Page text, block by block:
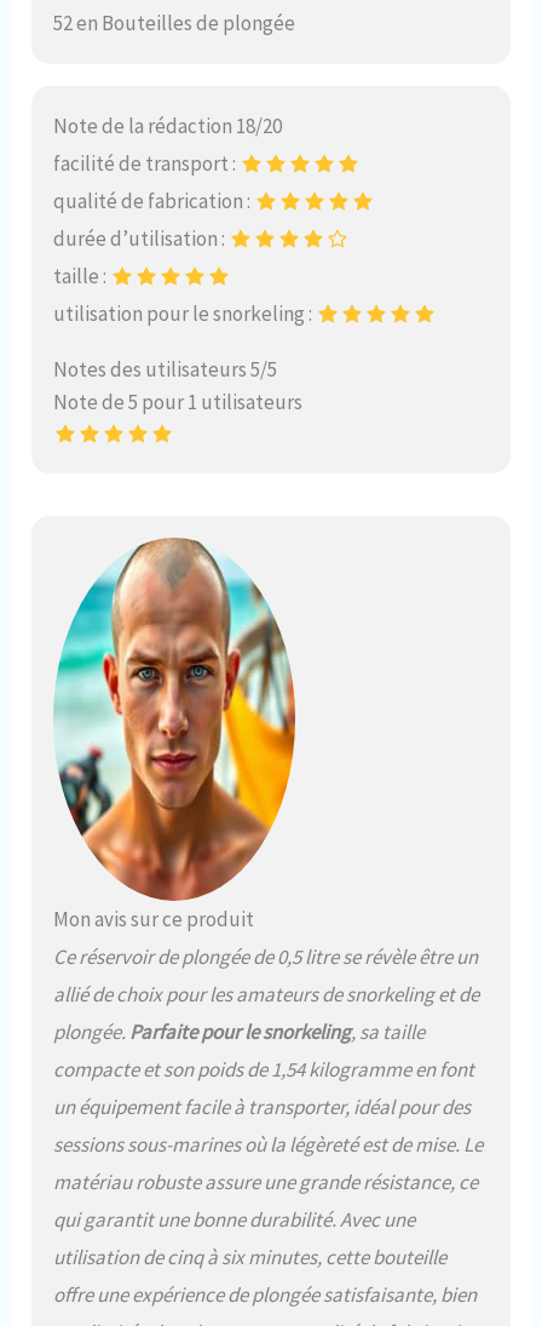
52 en Bouteilles de plongée
Note de la rédaction 18/20
facilité de transport :
qualité de fabrication :
durée d’utilisation :
taille :
utilisation pour le snorkeling :
Notes des utilisateurs 5/5
Note de 5 pour 1 utilisateurs
Mon avis sur ce produit
Ce réservoir de plongée de 0,5 litre se révèle être un
allié de choix pour les amateurs de snorkeling et de
plongée.Parfaite pour le snorkeling, sa taille
compacte et son poids de 1,54 kilogramme en font
un équipement facile à transporter, idéal pour des
sessions sous-marines où la légèreté est de mise. Le
matériau robuste assure une grande résistance, ce
qui garantit une bonne durabilité. Avec une
utilisation de cinq à six minutes, cette bouteille
offre une expérience de plongée satisfaisante, bien